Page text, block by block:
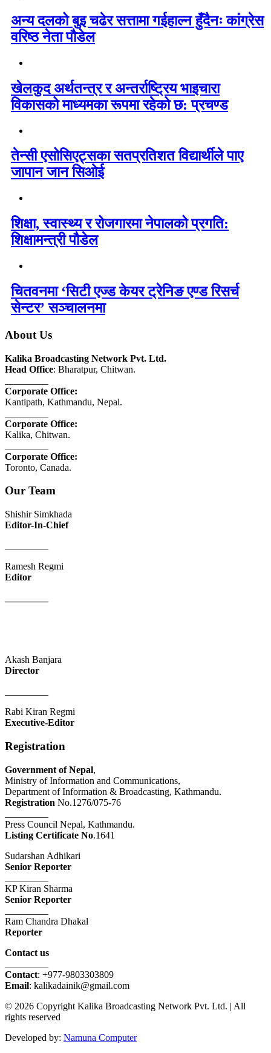
अन्य दलको बुइ चढेर सत्तामा गईहाल्न हुँदैनः कांग्रेस
वरिष्ठ नेता पौडेल
खेलकुद अर्थतन्त्र र अन्तर्राष्ट्रिय भाइचारा
विकासको माध्यमका रूपमा रहेको छ: प्रचण्ड
तेन्सी एसोसिएट्सका सतप्रतिशत विद्यार्थीले पाए
जापान जान सिओई
शिक्षा, स्वास्थ्य र रोजगारमा नेपालको प्रगति:
शिक्षामन्त्री पौडेल
चितवनमा ‘सिटी एज्ड केयर ट्रेनिङ एण्ड रिसर्च
सेन्टर’ सञ्चालनमा
About Us
Kalika Broadcasting Network Pvt. Ltd.
Head Office: Bharatpur, Chitwan.
Corporate Office:
Kantipath, Kathmandu, Nepal.
Corporate Office:
Kalika, Chitwan.
Corporate Office:
Toronto, Canada.
Our Team
Shishir Simkhada
Editor-In-Chief
Ramesh Regmi
Editor
Akash Banjara
Director
Rabi Kiran Regmi
Executive-Editor
Registration
Government of Nepal,
Ministry of Information and Communications,
Department of Information & Broadcasting, Kathmandu.
Registration No.1276/075-76
Press Council Nepal, Kathmandu.
Listing Certificate No.1641
Sudarshan Adhikari
Senior Reporter
KP Kiran Sharma
Senior Reporter
Ram Chandra Dhakal
Reporter
Contact us
Contact: +977-9803303809
Email: kalikadainik@gmail.com
© 2026 Copyright Kalika Broadcasting Network Pvt. Ltd. | All
rights reserved
Developed by: Namuna Computer